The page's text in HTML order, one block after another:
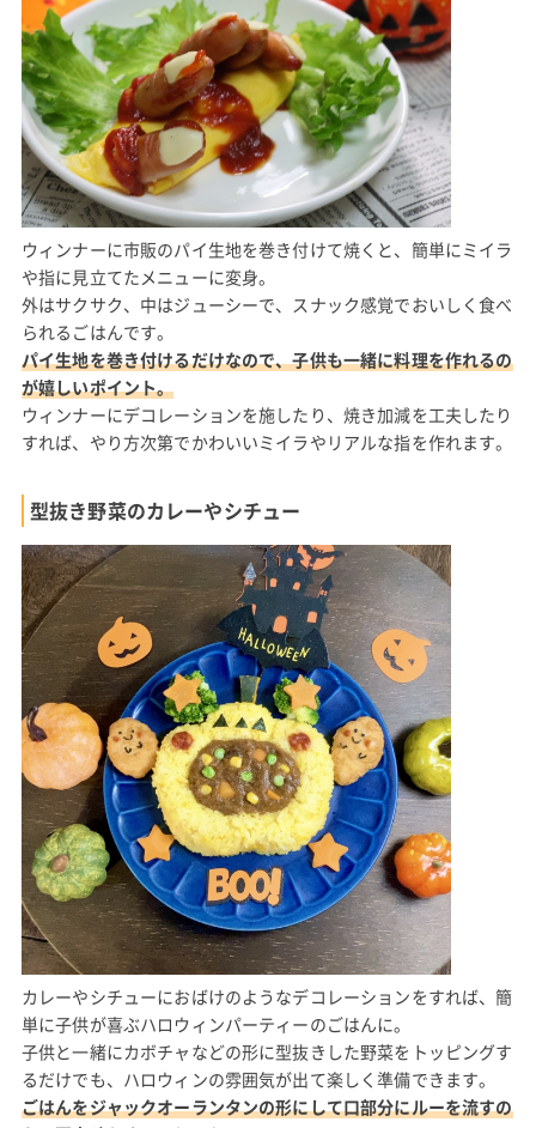
ウィンナーに市販のパイ生地を巻き付けて焼くと、簡単にミイラ
や指に見立てたメニューに変身。
外はサクサク、中はジューシーで、スナック感覚でおいしく食べ
られるごはんです。
パイ生地を巻き付けるだけなので、子供も一緒に料理を作れるの
が嬉しいポイント。
ウィンナーにデコレーションを施したり、焼き加減を工夫したり
すれば、やり方次第でかわいいミイラやリアルな指を作れます。
型抜き野菜のカレーやシチュー
カレーやシチューにおばけのようなデコレーションをすれば、簡
単に子供が喜ぶハロウィンパーティーのごはんに。
子供と一緒にカボチャなどの形に型抜きした野菜をトッピングす
るだけでも、ハロウィンの雰囲気が出て楽しく準備できます。
ごはんをジャックオーランタンの形にして口部分にルーを流すの